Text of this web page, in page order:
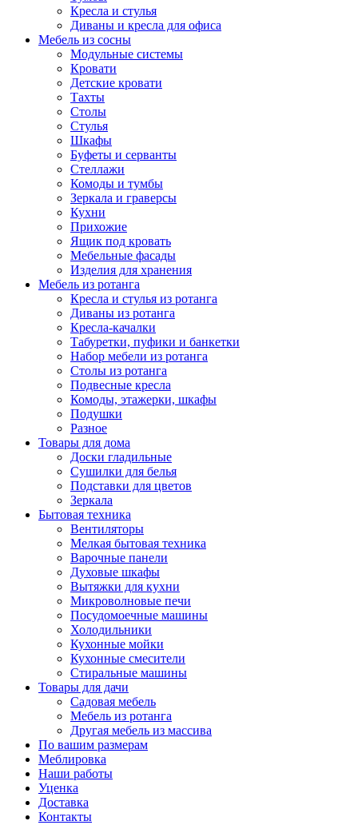
Кресла и стулья
Диваны и кресла для офиса
Мебель из сосны
Модульные системы
Кровати
Детские кровати
Тахты
Столы
Стулья
Шкафы
Буфеты и серванты
Стеллажи
Комоды и тумбы
Зеркала и граверсы
Кухни
Прихожие
Ящик под кровать
Мебельные фасады
Изделия для хранения
Мебель из ротанга
Кресла и стулья из ротанга
Диваны из ротанга
Кресла-качалки
Табуретки, пуфики и банкетки
Набор мебели из ротанга
Столы из ротанга
Подвесные кресла
Комоды, этажерки, шкафы
Подушки
Разное
Товары для дома
Доски гладильные
Сушилки для белья
Подставки для цветов
Зеркала
Бытовая техника
Вентиляторы
Мелкая бытовая техника
Варочные панели
Духовые шкафы
Вытяжки для кухни
Микроволновые печи
Посудомоечные машины
Холодильники
Кухонные мойки
Кухонные смесители
Стиральные машины
Товары для дачи
Садовая мебель
Мебель из ротанга
Другая мебель из массива
По вашим размерам
Меблировка
Наши работы
Уценка
Доставка
Контакты